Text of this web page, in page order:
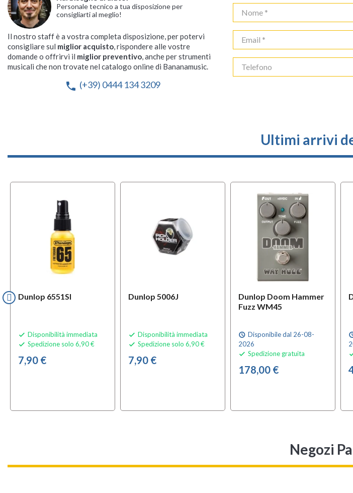
Personale tecnico a tua disposizione per
consigliarti al meglio!
Il nostro staff è a vostra completa disposizione, per potervi
consigliare sul miglior acquisto, rispondere alle vostre
domande o offrirvi il miglior preventivo, anche per strumenti
musicali che non trovate nel catalogo online di Bananamusic.
phone (+39) 0444 134 3209
Ultimi arrivi
Dunlop 6551SI
 Disponibilità immediata
 Spedizione solo 6,90 €
7,90 €
Dunlop 5006J
 Disponibilità immediata
 Spedizione solo 6,90 €
7,90 €
Dunlop Doom Hammer
Fuzz WM45
schedule Disponibile dal 26-08-
2026
 Spedizione gratuita
178,00 €
Negozi